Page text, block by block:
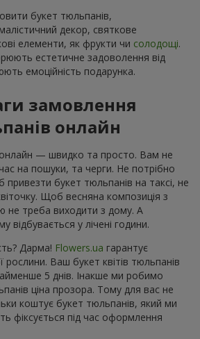
букет тюльпанів,
декор, святкове
елементи, як фрукти чи солодощі.
естетичне задоволення від
емоційність подарунка.
замовлення
онлайн
— швидко та просто. Вам не
на пошуки, та черги. Не потрібно
букет тюльпанів на таксі, не
Щоб весняна композиція з
не треба виходити з дому. А
відбувається у лічені години.
Дарма! Flowers.ua гарантує
рослини. Ваш букет квітів тюльпанів
5 днів. Інакше ми робимо
ціна прозора. Тому для вас не
коштує букет тюльпанів, який ми
фіксується під час оформлення